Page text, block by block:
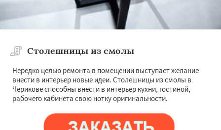
Столешницы из смолы
Нередко целью ремонта в помещении выступает желание
внести в интерьер новые идеи. Столешницы из смолы в
Черикове способны внести в интерьер кухни, гостиной,
рабочего кабинета свою нотку оригинальности.